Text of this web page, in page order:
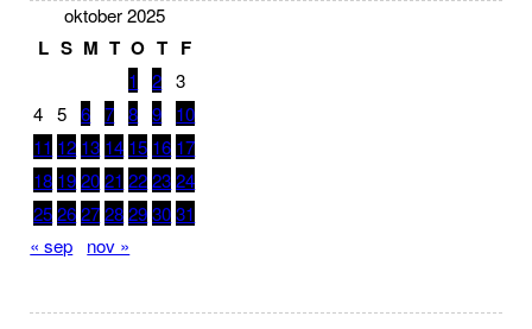
oktober 2025
L S M T O T F
1 2 3
4 5 6 7 8 9
10
11 12 13 14 15 16 17
18 19 20 21 22 23 24
25 26 27 28 29 30 31
« sep
nov »